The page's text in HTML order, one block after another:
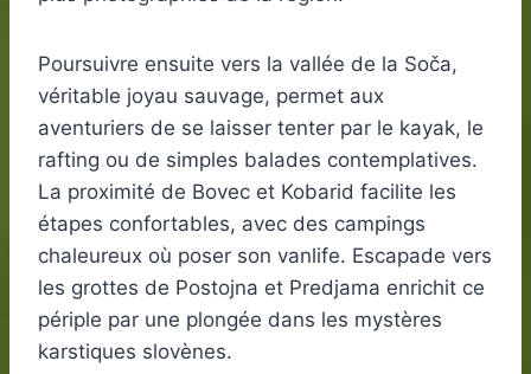
Poursuivre ensuite vers la vallée de la Soča,
véritable joyau sauvage, permet aux
aventuriers de se laisser tenter par le kayak, le
rafting ou de simples balades contemplatives.
La proximité de Bovec et Kobarid facilite les
étapes confortables, avec des campings
chaleureux où poser son vanlife. Escapade vers
les grottes de Postojna et Predjama enrichit ce
périple par une plongée dans les mystères
karstiques slovènes.